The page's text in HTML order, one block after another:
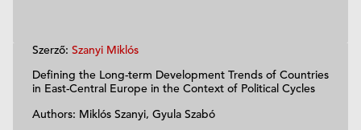
Szerző: Szanyi Miklós
Defining the Long-term Development Trends of Countries
in East-Central Europe in the Context of Political Cycles
Authors: Miklós Szanyi, Gyula Szabó